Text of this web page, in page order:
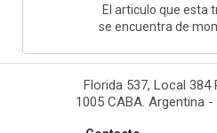
El articulo que esta
se encuentra de
Florida 537, Local 384
1005 CABA. Argentina